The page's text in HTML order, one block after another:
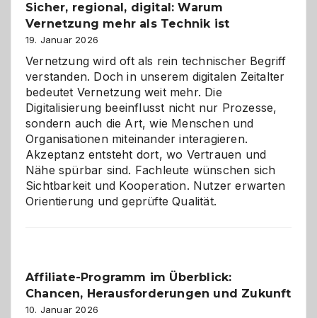
ein
dreifaches
Alaaf!
Sicher, regional, digital: Warum
Vernetzung mehr als Technik ist
19. Januar 2026
Vernetzung wird oft als rein technischer Begriff
verstanden. Doch in unserem digitalen Zeitalter
bedeutet Vernetzung weit mehr. Die
Digitalisierung beeinflusst nicht nur Prozesse,
sondern auch die Art, wie Menschen und
Organisationen miteinander interagieren.
Akzeptanz entsteht dort, wo Vertrauen und
Nähe spürbar sind. Fachleute wünschen sich
Sichtbarkeit und Kooperation. Nutzer erwarten
Orientierung und geprüfte Qualität.
Affiliate-Programm im Überblick:
Chancen, Herausforderungen und Zukunft
10. Januar 2026